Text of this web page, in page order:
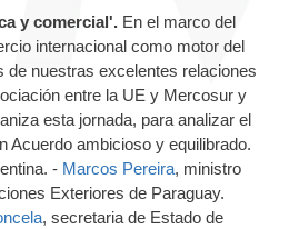
y comercial'. En el marco del
internacional como motor del
nuestras excelentes relaciones
entre la UE y Mercosur y
esta jornada, para analizar el
Acuerdo ambicioso y equilibrado.
- Marcos Pereira, ministro
Exteriores de Paraguay.
, secretaria de Estado de